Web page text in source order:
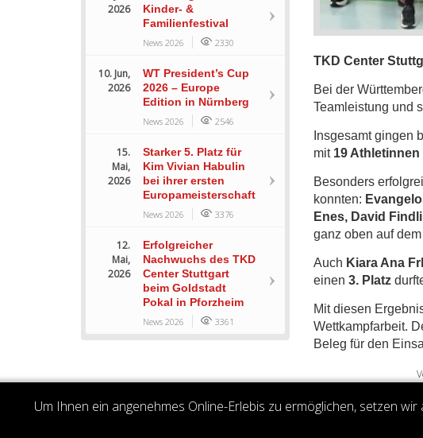
2026
Kinder- &
Familienfestival
News 2026 2330
10. Jun,
2026
WT President’s Cup
2026 – Europe
Edition in Nürnberg
News 2026 2546
15.
Mai,
2026
Starker 5. Platz für
Kim Vivian Habulin
bei ihrer ersten
Europameisterschaft
News 2026 3376
12.
Mai,
2026
Erfolgreicher
Nachwuchs des TKD
Center Stuttgart
beim Goldstadt
Pokal in Pforzheim
News 2026 3361
TKD Center
Bei der
Teamleistung und
Insgesamt gingen
mit 19
Besonders
konnten:
Enes, David
ganz oben auf
Auch Kiara Ana
einen 3. Platz
Mit diesen
Wettkampfarbeit.
Beleg für den
Um Ihnen ein angenehmes Online-Erlebis zu ermöglichen, setzen